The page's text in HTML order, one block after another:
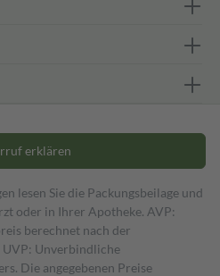
erklären
lesen Sie die Packungsbeilage und
oder in Ihrer Apotheke. AVP:
berechnet nach der
Unverbindliche
Die angegebenen Preise